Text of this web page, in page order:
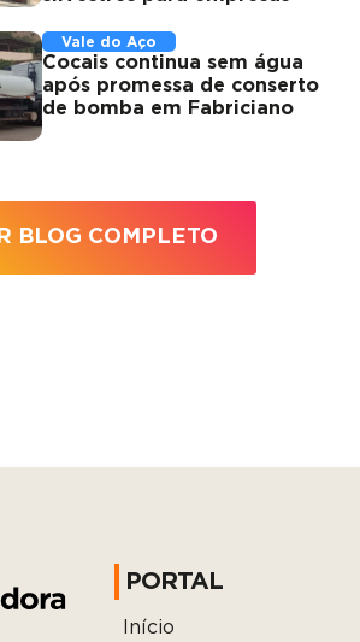
Vale do Aço
Cocais continua sem água
após promessa de conserto
de bomba em Fabriciano
BLOG COMPLETO
PORTAL
Início